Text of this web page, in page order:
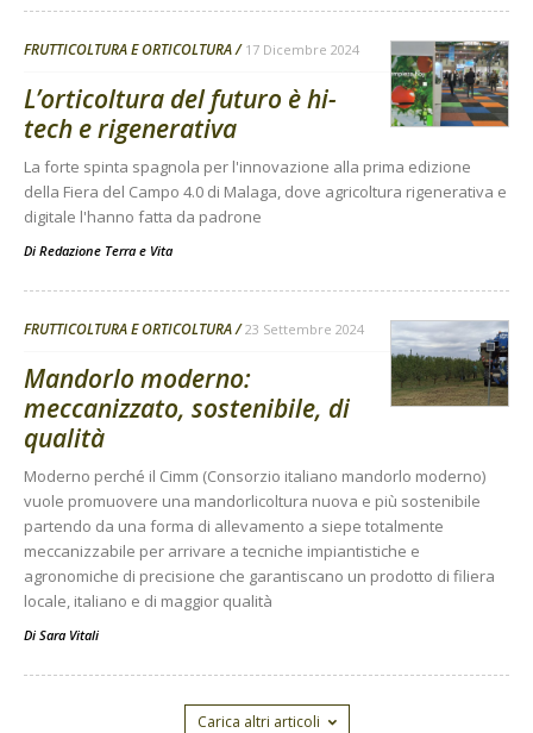
FRUTTICOLTURA E ORTICOLTURA 17 Dicembre 2024
L’orticoltura del futuro è hi-
tech e rigenerativa
La forte spinta spagnola per l'innovazione alla prima edizione
della Fiera del Campo 4.0 di Malaga, dove agricoltura rigenerativa e
digitale l'hanno fatta da padrone
Di Redazione Terra e Vita
FRUTTICOLTURA E ORTICOLTURA 23 Settembre 2024
Mandorlo moderno:
meccanizzato, sostenibile, di
qualità
Moderno perché il Cimm (Consorzio italiano mandorlo moderno)
vuole promuovere una mandorlicoltura nuova e più sostenibile
partendo da una forma di allevamento a siepe totalmente
meccanizzabile per arrivare a tecniche impiantistiche e
agronomiche di precisione che garantiscano un prodotto di filiera
locale, italiano e di maggior qualità
Di Sara Vitali
Carica altri articoli